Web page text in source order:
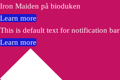
Iron Maiden på bioduken
Learn more
This is default text for notification bar
Learn more